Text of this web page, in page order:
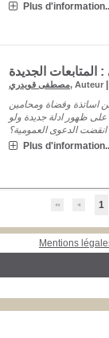
Plus
الجديدة
مصطفى قويدري, Auteur
اساتذة وقضاة ومحامين
على ظهور ادلة جديدة ولو
انقضت الدعوى العمومية؟
Plus
1
Mentions